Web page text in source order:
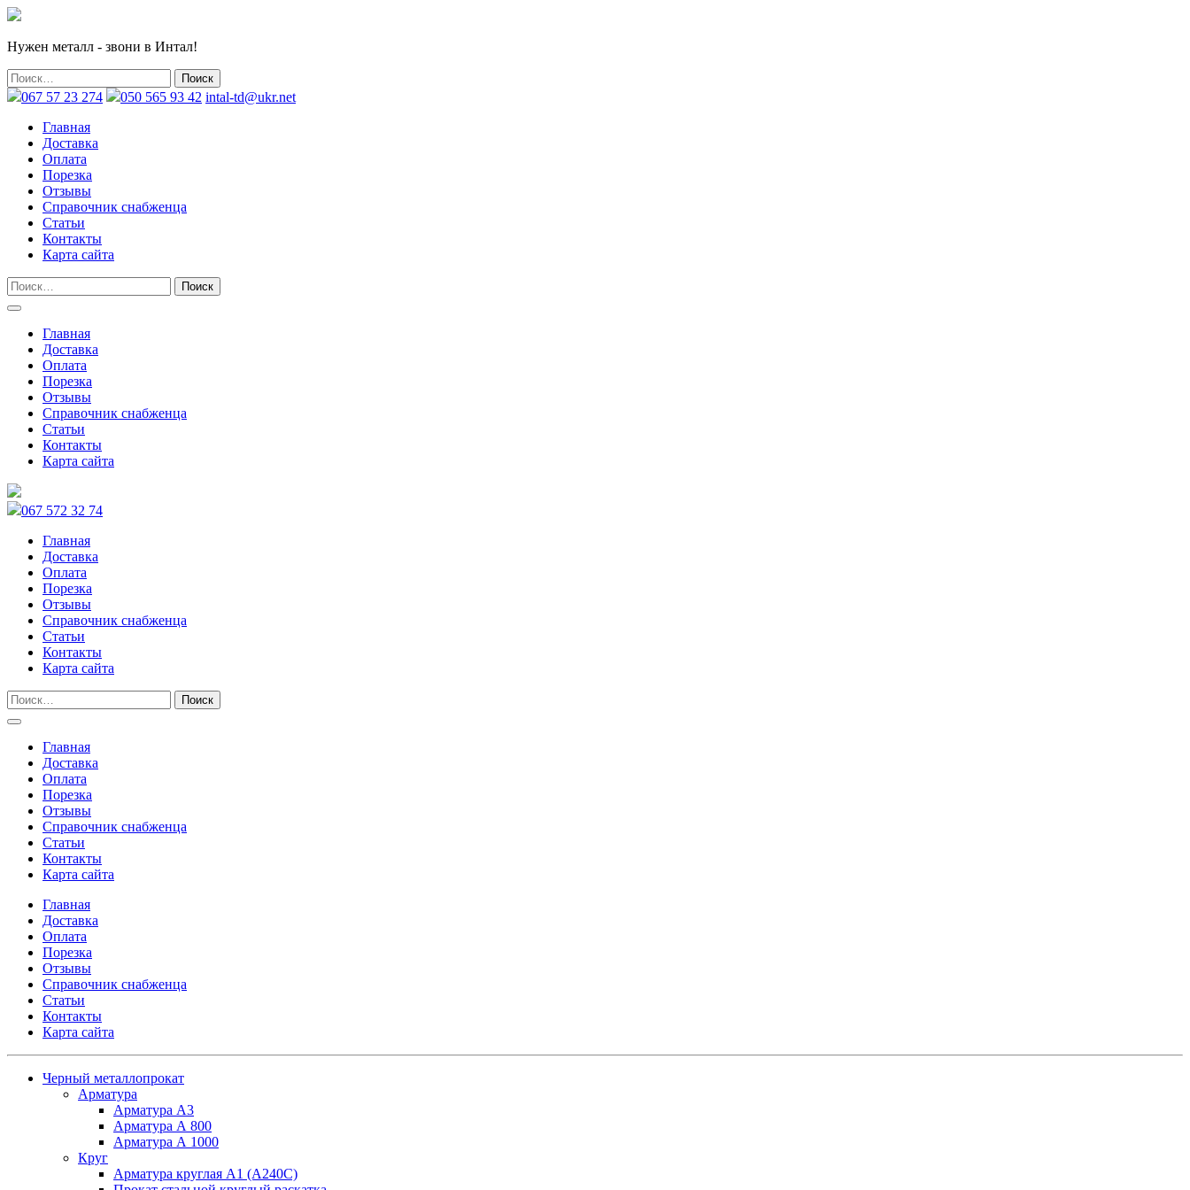
Нужен металл - звони в Интал!
067 57 23 274 050 565 93 42 intal-td@ukr.net
Главная
Доставка
Оплата
Порезка
Отзывы
Справочник снабженца
Статьи
Контакты
Карта сайта
Главная
Доставка
Оплата
Порезка
Отзывы
Справочник снабженца
Статьи
Контакты
Карта сайта
067 572 32 74
Главная
Доставка
Оплата
Порезка
Отзывы
Справочник снабженца
Статьи
Контакты
Карта сайта
Главная
Доставка
Оплата
Порезка
Отзывы
Справочник снабженца
Статьи
Контакты
Карта сайта
Главная
Доставка
Оплата
Порезка
Отзывы
Справочник снабженца
Статьи
Контакты
Карта сайта
Черный металлопрокат
Арматура
Арматура А3
Арматура А 800
Арматура А 1000
Круг
Арматура круглая А1 (А240C)